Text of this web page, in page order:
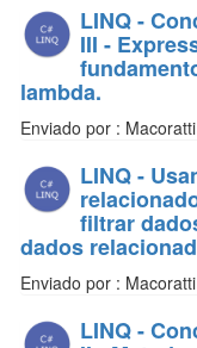
LINQ -
III -
lambda.
Enviado por :
LINQ -
filtrar
dados
Enviado por :
LINQ -